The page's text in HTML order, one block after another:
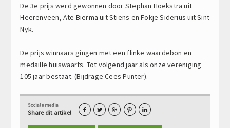
De 3e prijs werd gewonnen door Stephan Hoekstra uit
Heerenveen, Ate Bierma uit Stiens en Fokje Siderius uit Sint
Nyk.
De prijs winnaars gingen met een flinke waardebon en
medaille huiswaarts. Tot volgend jaar als onze vereniging
105 jaar bestaat. (Bijdrage Cees Punter).
Sociale media
Share dit artikel     